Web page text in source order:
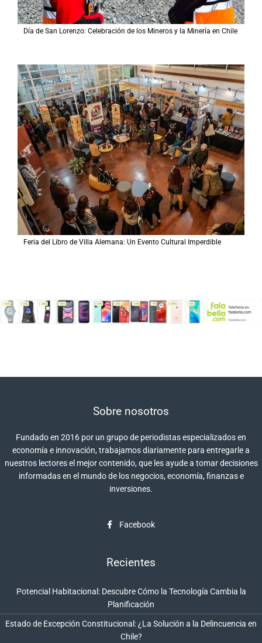
Día de San Lorenzo: Celebración de los Mineros y la Minería en Chile
Feria del Libro de Villa Alemana: Un Evento Cultural Imperdible
Sobre nosotros
Fundado en 2016 por un grupo de periodistas especializados en
economía e innovación, trabajamos diariamente para entregarle a
nuestros lectores el mejor contenido, que les ayude a tomar decisiones
informadas en el mundo de los negocios, economía, finanzas e
inversiones.
Facebook
Recientes
Potencial Habitacional: Descubre Cómo la Tecnología Cambia la
Planificación
Estado de Excepción Constitucional: ¿La Solución a la Delincuencia en
Chile?